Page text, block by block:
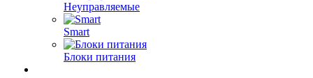
Неуправляемые
Smart
Блоки питания